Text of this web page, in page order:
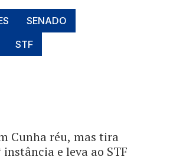
SENADO
STF
Cunha réu, mas tira
instância e leva ao STF